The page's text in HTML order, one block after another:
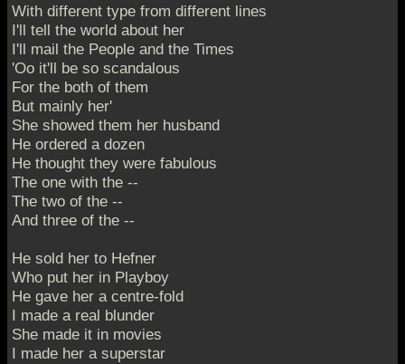
With different type from different lines
I'll tell the world about her
I'll mail the People and the Times
'Oo it'll be so scandalous
For the both of them
But mainly her'
She showed them her husband
He ordered a dozen
He thought they were fabulous
The one with the --
The two of the --
And three of the --
He sold her to Hefner
Who put her in Playboy
He gave her a centre-fold
I made a real blunder
She made it in movies
I made her a superstar